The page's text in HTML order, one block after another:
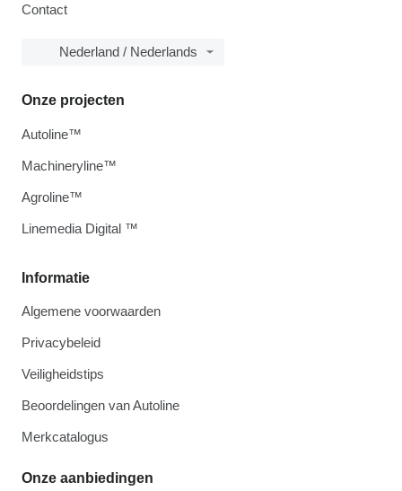
Contact
Nederland / Nederlands
Informatie
Algemene voorwaarden
Privacybeleid
Veiligheidstips
Beoordelingen van Autoline
Merkcatalogus
Onze aanbiedingen
Onze projecten
Autoline™
Machineryline™
Agroline™
Linemedia Digital ™